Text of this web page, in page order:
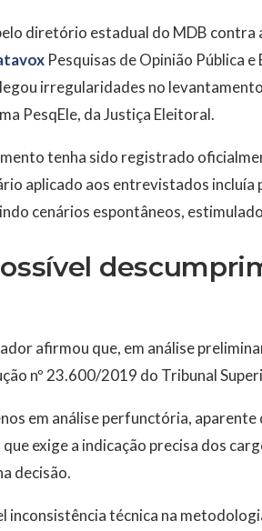
diretório estadual do MDB contra
Pesquisas de Opinião Pública
irregularidades no
PesqEle, da Justiça Eleitoral.
tenha sido registrado
aplicado aos entrevistados incluía
cenários espontâneos,
afirmou que, em análise
nº 23.600/2019 do Tribunal
em análise perfunctória,
exige a indicação precisa dos
decisão.
técnica na